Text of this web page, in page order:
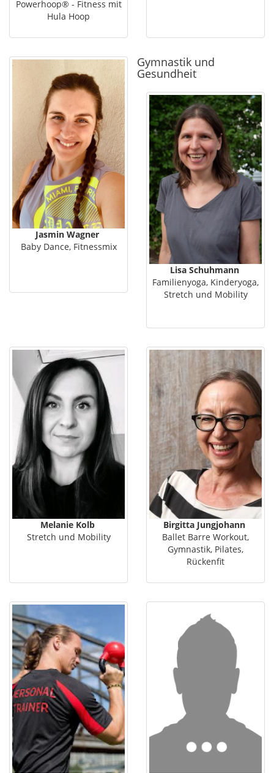
Powerhoop® - Fitness mit
Hula Hoop
Jasmin Wagner
Baby Dance, Fitnessmix
Gymnastik und
Gesundheit
Lisa Schuhmann
Familienyoga, Kinderyoga,
Stretch und Mobility
Melanie Kolb
Stretch und Mobility
Birgitta Jungjohann
Ballet Barre Workout,
Gymnastik, Pilates,
Rückenfit